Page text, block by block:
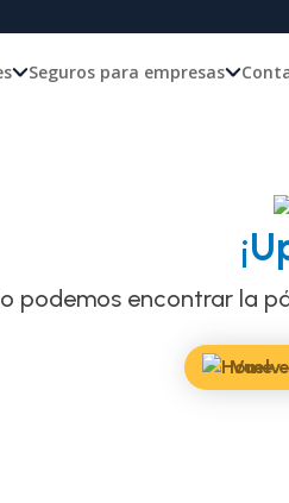
Seguros para empresas
podemos encontrar la